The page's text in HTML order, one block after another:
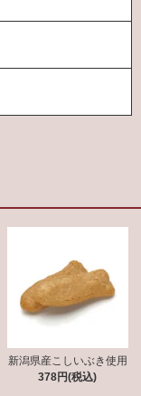
新潟県産こしいぶき使用
378円(税込)